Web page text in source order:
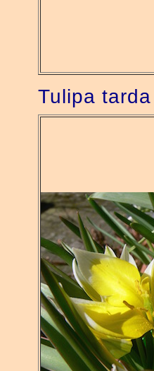
Tulipa